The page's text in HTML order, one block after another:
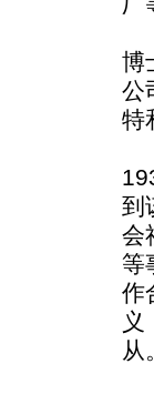
博
公
特
到
会
等
作
义
从